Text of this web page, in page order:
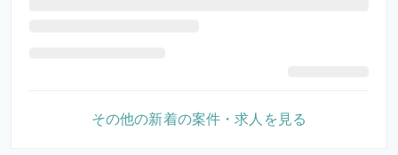
その他の新着の案件・求人を見る